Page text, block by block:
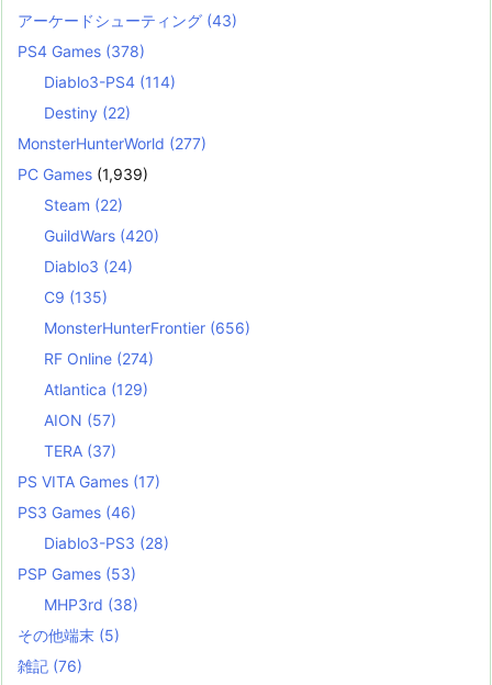
アーケードシューティング (43)
PS4 Games (378)
Diablo3-PS4 (114)
Destiny (22)
MonsterHunterWorld (277)
PC Games (1,939)
Steam (22)
GuildWars (420)
Diablo3 (24)
C9 (135)
MonsterHunterFrontier (656)
RF Online (274)
Atlantica (129)
AION (57)
TERA (37)
PS VITA Games (17)
PS3 Games (46)
Diablo3-PS3 (28)
PSP Games (53)
MHP3rd (38)
その他端末 (5)
雑記 (76)